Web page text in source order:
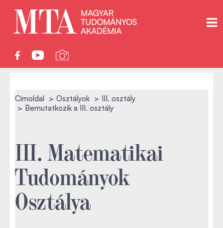
Címoldal Osztályok
III. osztály
Bemutatkozik a III. osztály
III. Matematikai
Tudományok
Osztálya